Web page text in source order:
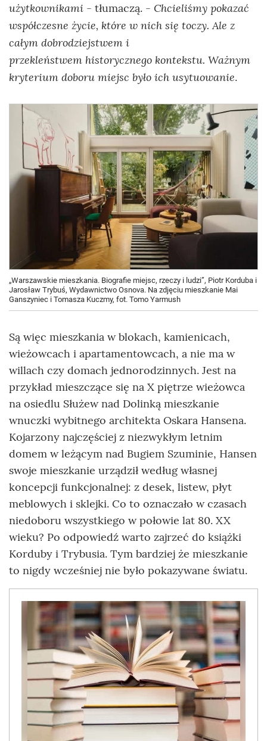
użytkownikami - tłumaczą. - Chcieliśmy pokazać
współczesne życie, które w nich się toczy. Ale z
całym dobrodziejstwem i
przekleństwem historycznego kontekstu. Ważnym
kryterium doboru miejsc było ich usytuowanie.
„Warszawskie mieszkania. Biografie miejsc, rzeczy i ludzi”, Piotr Korduba i
Jarosław Trybuś, Wydawnictwo Osnova. Na zdjęciu mieszkanie Mai
Ganszyniec i Tomasza Kuczmy, fot. Tomo Yarmush
Są więc mieszkania w blokach, kamienicach,
wieżowcach i apartamentowcach, a nie ma w
willach czy domach jednorodzinnych. Jest na
przykład mieszczące się na X piętrze wieżowca
na osiedlu Służew nad Dolinką mieszkanie
wnuczki wybitnego architekta Oskara Hansena.
Kojarzony najczęściej z niezwykłym letnim
domem w leżącym nad Bugiem Szuminie, Hansen
swoje mieszkanie urządził według własnej
koncepcji funkcjonalnej: z desek, listew, płyt
meblowych i sklejki. Co to oznaczało w czasach
niedoboru wszystkiego w połowie lat 80. XX
wieku? Po odpowiedź warto zajrzeć do książki
Korduby i Trybusia. Tym bardziej że mieszkanie
to nigdy wcześniej nie było pokazywane światu.